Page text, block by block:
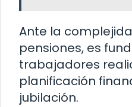
Ante la
pensiones, es
trabajadores
planificación
jubilación.